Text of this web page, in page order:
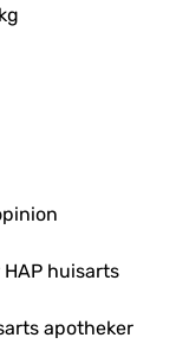
huisarts
apotheker